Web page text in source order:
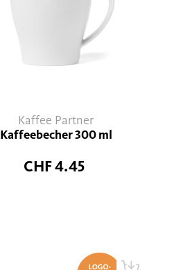
Kaffee Partner
Kaffeebecher 300 ml
CHF 4.45